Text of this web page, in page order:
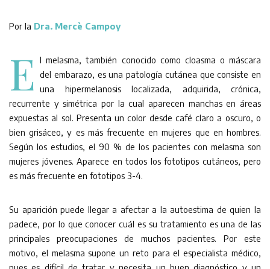
Por la Dra. Mercè Campoy
E
l melasma, también conocido como cloasma o máscara
del embarazo, es una patología cutánea que consiste en
una hipermelanosis localizada, adquirida, crónica,
recurrente y simétrica por la cual aparecen manchas en áreas
expuestas al sol. Presenta un color desde café claro a oscuro, o
bien grisáceo, y es más frecuente en mujeres que en hombres.
Según los estudios, el 90 % de los pacientes con melasma son
mujeres jóvenes. Aparece en todos los fototipos cutáneos, pero
es más frecuente en fototipos 3-4.
Su aparición puede llegar a afectar a la autoestima de quien la
padece, por lo que conocer cuál es su tratamiento es una de las
principales preocupaciones de muchos pacientes. Por este
motivo, el melasma supone un reto para el especialista médico,